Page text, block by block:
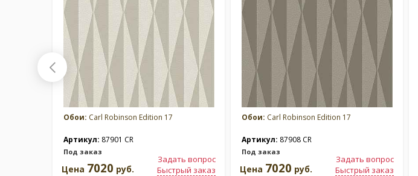
Обои: Carl Robinson Edition 17
Артикул: 87901 CR
Под заказ
Задать вопрос
Быстрый заказ
Цена 7020 руб.
Обои: Carl Robinson Edition 17
Артикул: 87908 CR
Под заказ
Задать вопрос
Быстрый заказ
Цена 7020 руб.